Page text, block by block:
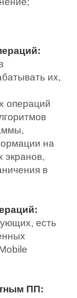
их,
операций
на
экранов,
в
есть
ПП: